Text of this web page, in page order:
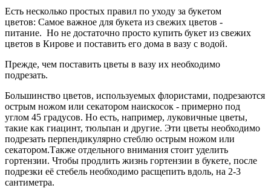
Есть несколько простых правил по уходу за букетом
цветов: Самое важное для букета из свежих цветов -
питание. Но не достаточно просто купить букет из свежих
цветов в Кирове и поставить его дома в вазу с водой.
Прежде, чем поставить цветы в вазу их необходимо
подрезать.
Большинство цветов, используемых флористами, подрезаются
острым ножом или секатором наискосок - примерно под
углом 45 градусов. Но есть, например, луковичные цветы,
такие как гиацинт, тюльпан и другие. Эти цветы необходимо
подрезать перпендикулярно стеблю острым ножом или
секатором.Также отдельного внимания стоит уделить
гортензии. Чтобы продлить жизнь гортензии в букете, после
подрезки её стебель необходимо расщепить вдоль, на 2-3
сантиметра.